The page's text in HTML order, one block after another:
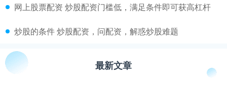
​网上股票配资 炒股配资门槛低，满足条件即可获高杠杆
​炒股的条件 炒股配资，问配资，解惑炒股难题
最新文章